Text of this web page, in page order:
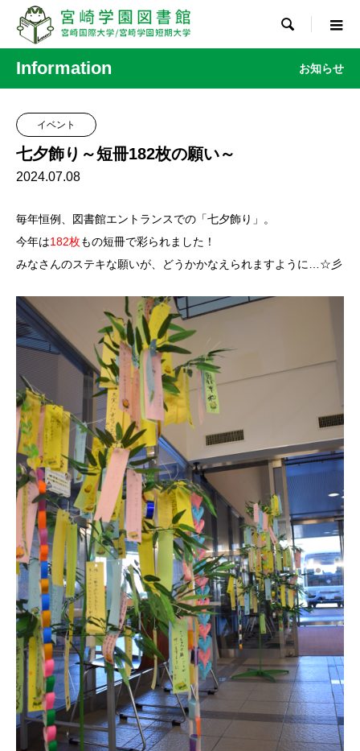

Information お知らせ
イベント
七夕飾り～短冊182枚の願い～
2024.07.08
毎年恒例、図書館エントランスでの「七夕飾り」。
今年は182枚もの短冊で彩られました！
みなさんのステキな願いが、どうかかなえられますように…☆彡